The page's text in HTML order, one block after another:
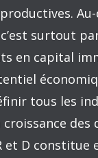
surtout
en capital
tous les
des
et D constitue